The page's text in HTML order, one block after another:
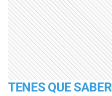
TENES QUE SABER